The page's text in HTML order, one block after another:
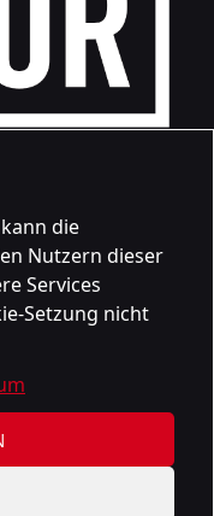
die
Nutzern dieser
Services
Setzung nicht